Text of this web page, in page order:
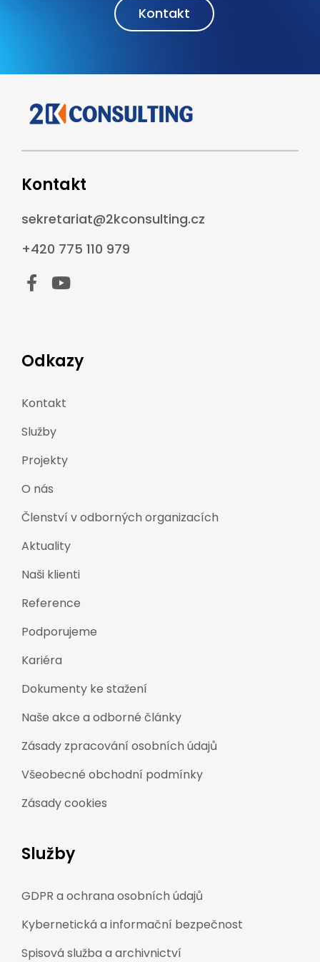
Kontakt
Kontakt
sekretariat@2kconsulting.cz
+420 775 110 979
Odkazy
Kontakt
Služby
Projekty
O nás
Členství v odborných organizacích
Aktuality
Naši klienti
Reference
Podporujeme
Kariéra
Dokumenty ke stažení
Naše akce a odborné články
Zásady zpracování osobních údajů
Všeobecné obchodní podmínky
Zásady cookies
Služby
GDPR a ochrana osobních údajů
Kybernetická a informační bezpečnost
Spisová služba a archivnictví